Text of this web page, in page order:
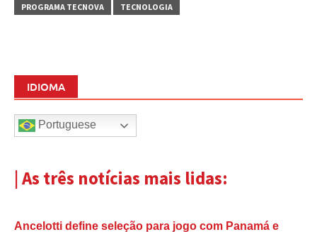
PROGRAMA TECNOVA
TECNOLOGIA
IDIOMA
Portuguese
| As três notícias mais lidas:
Ancelotti define seleção para jogo com Panamá e